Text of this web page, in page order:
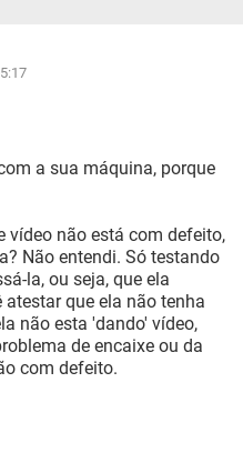
a sua máquina, porque
vídeo não está com defeito,
Não entendi. Só testando
la, ou seja, que ela
que ela não tenha
não esta 'dando' vídeo,
de encaixe ou da
com defeito.